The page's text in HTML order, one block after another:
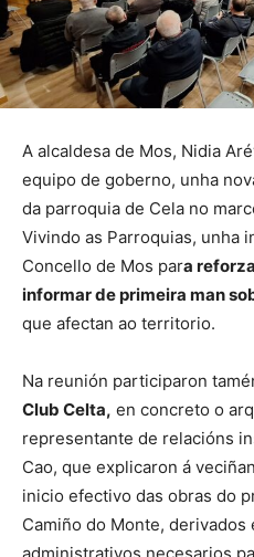
A alcaldesa de Mos, Nidia
equipo de goberno, unha
da parroquia de Cela no
Vivindo as Parroquias, unha
Concello de Mos para
informar de primeira man
que afectan ao territorio.
Na reunión participaron
Club Celta, en concreto o
representante de relacións
Cao, que explicaron á
inicio efectivo das obras do
Camiño do Monte,